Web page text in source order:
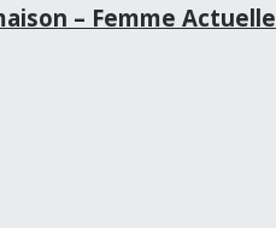
– Femme Actuelle